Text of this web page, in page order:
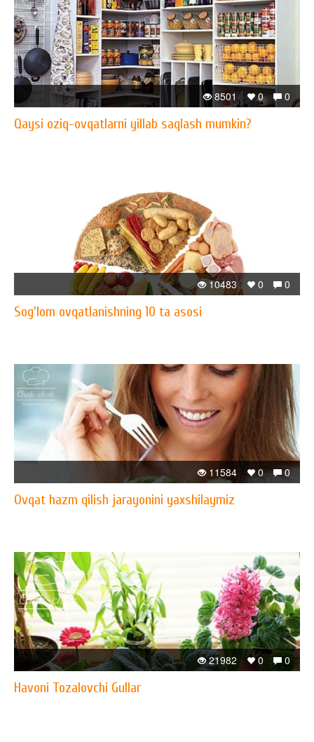
0
0
8501
Qaysi oziq-ovqatlarni yillab saqlash mumkin?
0
0
10483
Sog'lom ovqatlanishning 10 ta asosi
0
0
11584
Ovqat hazm qilish jarayonini yaxshilaymiz
0
0
21982
Havoni Tozalovchi Gullar